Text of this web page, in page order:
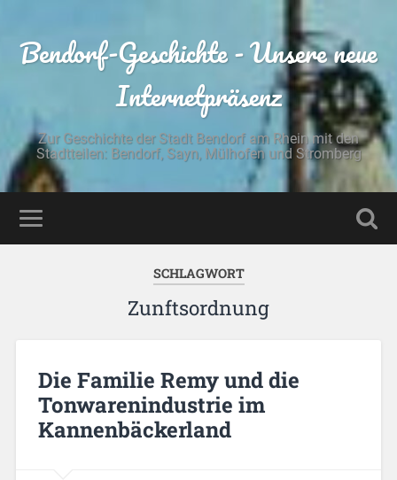
Bendorf-Geschichte - Unsere neue
Internetpräsenz
Zur Geschichte der Stadt Bendorf am Rhein mit den
Stadtteilen: Bendorf, Sayn, Mülhofen und Stromberg
SCHLAGWORT
Zunftsordnung
Die Familie Remy und die
Tonwarenindustrie im
Kannenbäckerland